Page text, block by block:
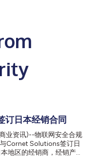
日本经销合同
业资讯)--物联网安全合规
Cornet Solutions签订日
地区的经销商，经销产